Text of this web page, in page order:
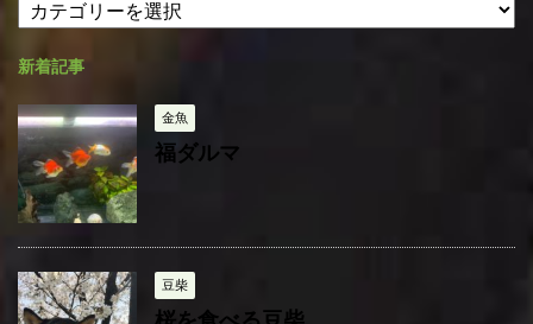
イ
テ
リ
ー
新着記事
金魚
福ダルマ
豆柴